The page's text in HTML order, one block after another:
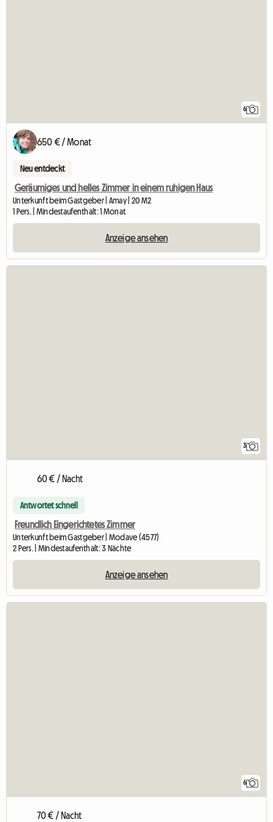
6
650 € / Monat
Neu entdeckt
Geräumiges und helles Zimmer in einem ruhigen Haus
Unterkunft beim Gastgeber | Amay | 20 M2
1 Pers. | Mindestaufenthalt: 1 Monat
Anzeige ansehen
3
60 € / Nacht
Antwortet schnell
Freundlich Eingerichtetes Zimmer
Unterkunft beim Gastgeber | Modave (4577)
2 Pers. | Mindestaufenthalt: 3 Nächte
Anzeige ansehen
6
70 € / Nacht